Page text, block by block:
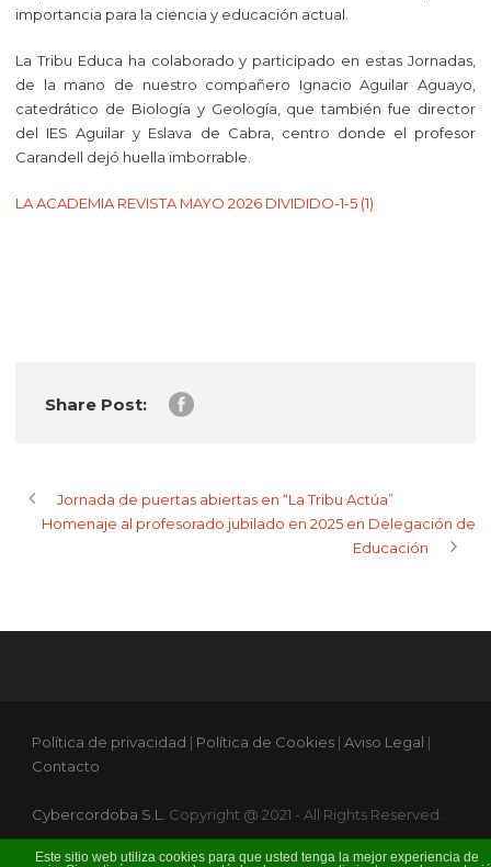
importancia para la ciencia y educación actual.
La Tribu Educa ha colaborado y participado en estas Jornadas,
de la mano de nuestro compañero Ignacio Aguilar Aguayo,
catedrático de Biología y Geología, que también fue director
del IES Aguilar y Eslava de Cabra, centro donde el profesor
Carandell dejó huella imborrable.
LA ACADEMIA REVISTA MAYO 2026 DIVIDIDO-1-5 (1)
Share Post:
Jornada de puertas abiertas en “La Tribu Actúa”
Homenaje al profesorado jubilado en 2025 en Delegación de
Educación
Política de privacidad | Política de Cookies | Aviso Legal |
Contacto
Cybercordoba S.L. Copyright @ 2021 - All Rights Reserved.
Este sitio web utiliza cookies para que usted tenga la mejor experiencia de